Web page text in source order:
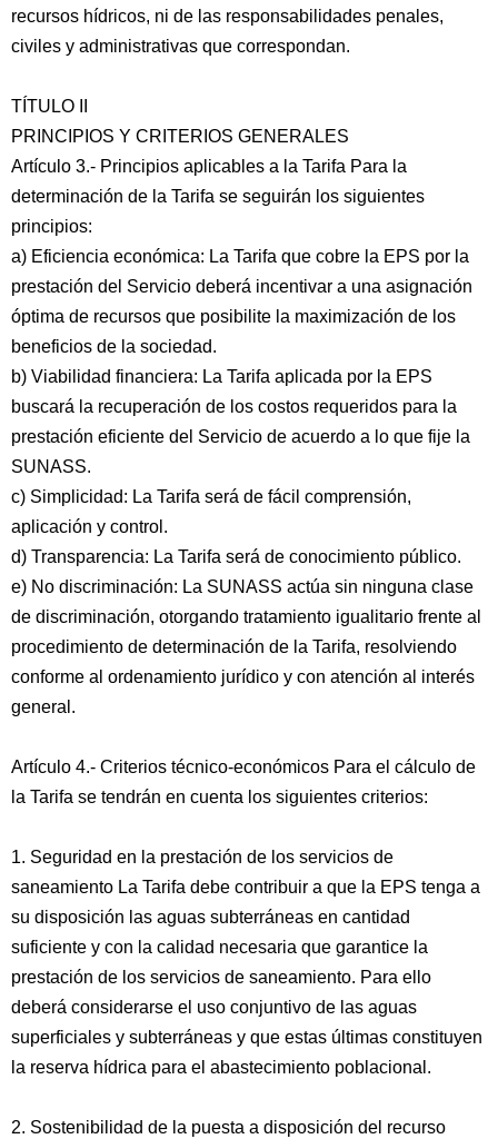
recursos hídricos, ni de las responsabilidades penales,
civiles y administrativas que correspondan.
TÍTULO II
PRINCIPIOS Y CRITERIOS GENERALES
Artículo 3.- Principios aplicables a la Tarifa Para la
determinación de la Tarifa se seguirán los siguientes
principios:
a) Eficiencia económica: La Tarifa que cobre la EPS por la
prestación del Servicio deberá incentivar a una asignación
óptima de recursos que posibilite la maximización de los
beneficios de la sociedad.
b) Viabilidad financiera: La Tarifa aplicada por la EPS
buscará la recuperación de los costos requeridos para la
prestación eficiente del Servicio de acuerdo a lo que fije la
SUNASS.
c) Simplicidad: La Tarifa será de fácil comprensión,
aplicación y control.
d) Transparencia: La Tarifa será de conocimiento público.
e) No discriminación: La SUNASS actúa sin ninguna clase
de discriminación, otorgando tratamiento igualitario frente al
procedimiento de determinación de la Tarifa, resolviendo
conforme al ordenamiento jurídico y con atención al interés
general.
Artículo 4.- Criterios técnico-económicos Para el cálculo de
la Tarifa se tendrán en cuenta los siguientes criterios:
1. Seguridad en la prestación de los servicios de
saneamiento La Tarifa debe contribuir a que la EPS tenga a
su disposición las aguas subterráneas en cantidad
suficiente y con la calidad necesaria que garantice la
prestación de los servicios de saneamiento. Para ello
deberá considerarse el uso conjuntivo de las aguas
superficiales y subterráneas y que estas últimas constituyen
la reserva hídrica para el abastecimiento poblacional.
2. Sostenibilidad de la puesta a disposición del recurso